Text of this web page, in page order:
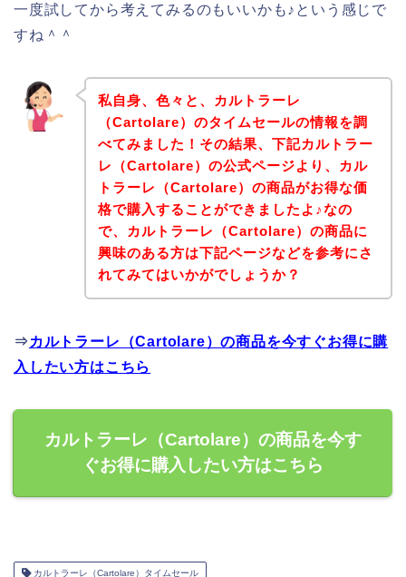
一度試してから考えてみるのもいいかも♪という感じで
すね＾＾
私自身、色々と、カルトラーレ
（Cartolare）のタイムセールの情報を調
べてみました！その結果、下記カルトラー
レ（Cartolare）の公式ページより、カル
トラーレ（Cartolare）の商品がお得な価
格で購入することができましたよ♪なの
で、カルトラーレ（Cartolare）の商品に
興味のある方は下記ページなどを参考にさ
れてみてはいかがでしょうか？
⇒ カルトラーレ（Cartolare）の商品を今すぐお得に購
入したい方はこちら
カルトラーレ（Cartolare）の商品を今す
ぐお得に購入したい方はこちら
カルトラーレ（Cartolare）タイムセール